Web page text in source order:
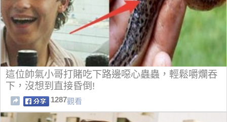
這位帥氣小哥打賭吃下路邊噁心蟲蟲，輕鬆嚼爛吞
下，沒想到直接昏倒!
1287觀看